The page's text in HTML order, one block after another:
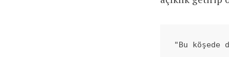
"Bu